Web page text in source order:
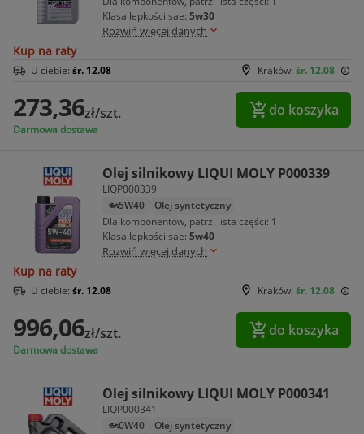
Klasa lepkości sae: 5w30
Rozwiń więcej danych
Kup na raty
Kraków: śr. 12.08
U ciebie: śr. 12.08
273,36zł/szt.
Darmowa dostawa
do koszyka
Olej silnikowy LIQUI MOLY P000339
LIQP000339
5W40
Olej syntetyczny
Dla komponentów, patrz: lista części: 1
Klasa lepkości sae: 5w40
Rozwiń więcej danych
Kup na raty
Kraków: śr. 12.08
U ciebie: śr. 12.08
996,06zł/szt.
Darmowa dostawa
do koszyka
Olej silnikowy LIQUI MOLY P000341
LIQP000341
0W40
Olej syntetyczny